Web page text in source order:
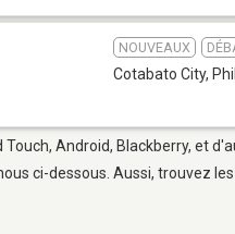
NOUVEAUX
Cotabato City,
Android, Blackberry, et
ci-dessous. Aussi, trouvez